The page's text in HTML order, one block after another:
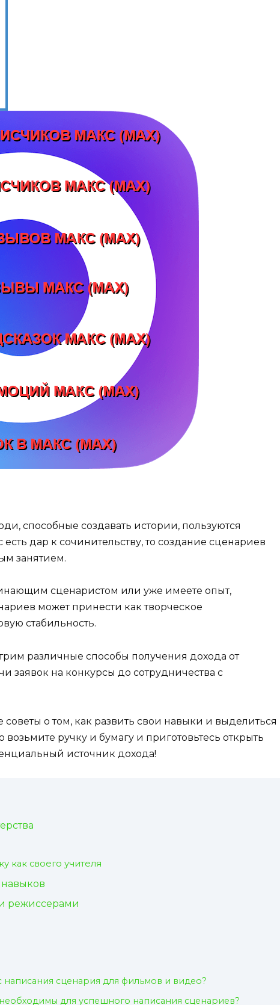
способные создавать истории, пользуются
дар к сочинительству, то создание сценариев
занятием.
сценаристом или уже имеете опыт,
может принести как творческое
стабильность.
различные способы получения дохода от
заявок на конкурсы до сотрудничества с
о том, как развить свои навыки и выделиться
ручку и бумагу и приготовьтесь открыть
источник дохода!
как своего учителя
навыков
режиссерами
написания сценария для фильмов и видео?
для успешного написания сценариев?